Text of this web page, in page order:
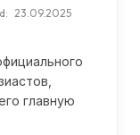
23.09.2025
главную